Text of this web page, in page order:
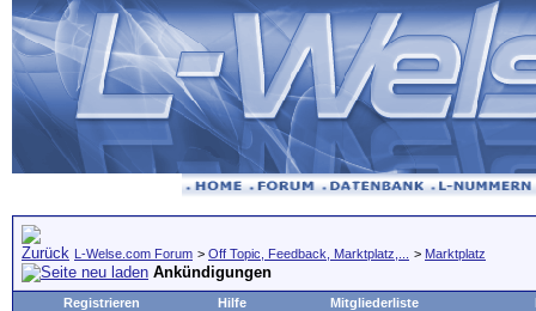
L-Welse.com Forum > Off Topic, Feedback, Marktplatz,... > Marktplatz
Ankündigungen
Registrieren Hilfe Mitgliederliste